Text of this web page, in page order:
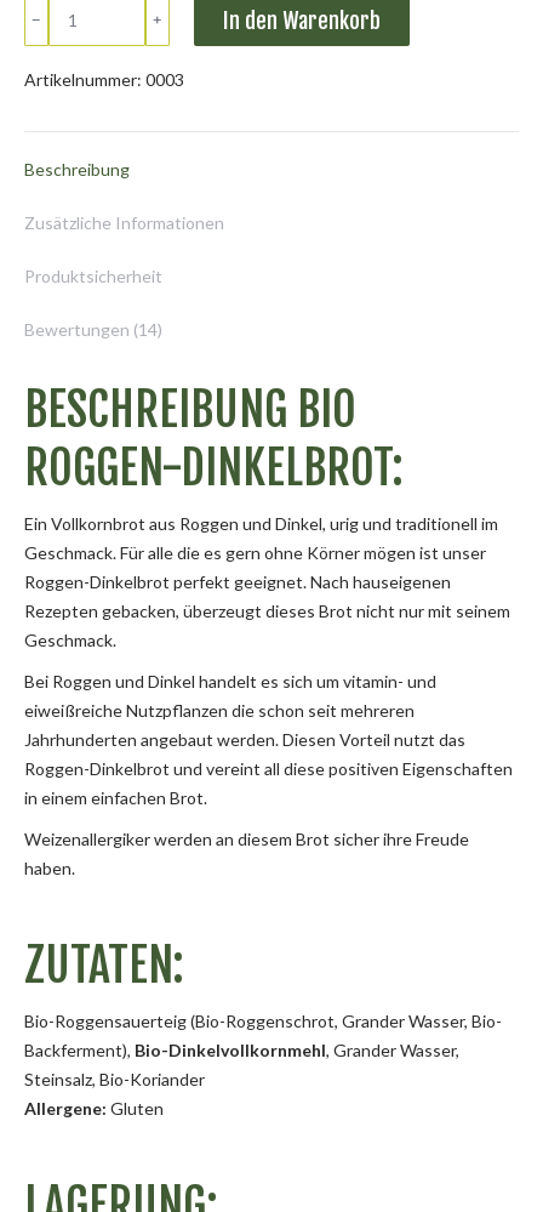
Menge
﹣ ﹢ In den Warenkorb
Artikelnummer: 0003
Beschreibung
Zusätzliche Informationen
Produktsicherheit
Bewertungen (14)
BESCHREIBUNG BIO
ROGGEN-DINKELBROT:
Ein Vollkornbrot aus Roggen und Dinkel, urig und traditionell im
Geschmack. Für alle die es gern ohne Körner mögen ist unser
Roggen-Dinkelbrot perfekt geeignet. Nach hauseigenen
Rezepten gebacken, überzeugt dieses Brot nicht nur mit seinem
Geschmack.
Bei Roggen und Dinkel handelt es sich um vitamin- und
eiweißreiche Nutzpflanzen die schon seit mehreren
Jahrhunderten angebaut werden. Diesen Vorteil nutzt das
Roggen-Dinkelbrot und vereint all diese positiven Eigenschaften
in einem einfachen Brot.
Weizenallergiker werden an diesem Brot sicher ihre Freude
haben.
ZUTATEN:
Bio-Roggensauerteig (Bio-Roggenschrot, Grander Wasser, Bio-
Backferment), Bio-Dinkelvollkornmehl, Grander Wasser,
Steinsalz, Bio-Koriander
Allergene: Gluten